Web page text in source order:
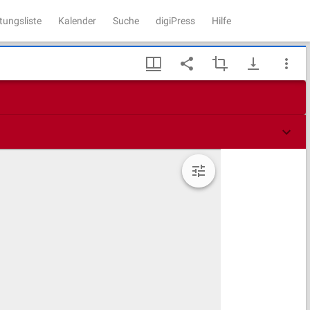
Kalender Suche digiPress Hilfe